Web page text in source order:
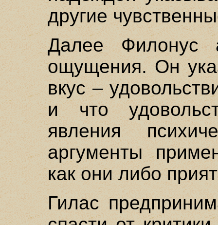
другие
Далее Филонус
ощущения. Он
вкус –
и что
явления
аргументы
как они либо
Гилас